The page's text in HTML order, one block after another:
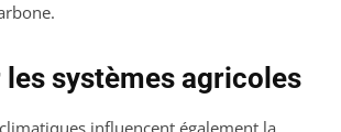
systèmes agricoles